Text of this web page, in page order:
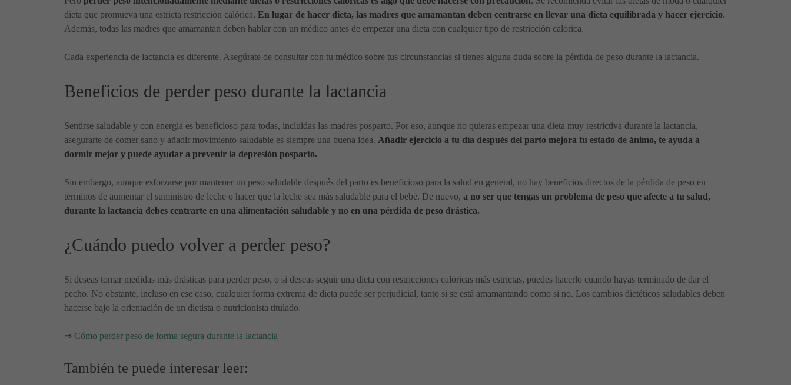
dieta que promueva una estricta restricción calórica. En lugar de hacer dieta, las madres que amamantan deben centrarse en llevar una dieta equilibrada y hacer ejercicio.
Además, todas las madres que amamantan deben hablar con un médico antes de empezar una dieta con cualquier tipo de restricción calórica.
Cada experiencia de lactancia es diferente. Asegúrate de consultar con tu médico sobre tus circunstancias si tienes alguna duda sobre la pérdida de peso durante la lactancia.
Beneficios de perder peso durante la lactancia
Sentirse saludable y con energía es beneficioso para todas, incluidas las madres posparto. Por eso, aunque no quieras empezar una dieta muy restrictiva durante la lactancia,
asegurarte de comer sano y añadir movimiento saludable es siempre una buena idea. Añadir ejercicio a tu día después del parto mejora tu estado de ánimo, te ayuda a
dormir mejor y puede ayudar a prevenir la depresión posparto.
Sin embargo, aunque esforzarse por mantener un peso saludable después del parto es beneficioso para la salud en general, no hay beneficios directos de la pérdida de peso en
términos de aumentar el suministro de leche o hacer que la leche sea más saludable para el bebé. De nuevo, a no ser que tengas un problema de peso que afecte a tu salud,
durante la lactancia debes centrarte en una alimentación saludable y no en una pérdida de peso drástica.
¿Cuándo puedo volver a perder peso?
Si deseas tomar medidas más drásticas para perder peso, o si deseas seguir una dieta con restricciones calóricas más estrictas, puedes hacerlo cuando hayas terminado de dar el
pecho. No obstante, incluso en ese caso, cualquier forma extrema de dieta puede ser perjudicial, tanto si se está amamantando como si no. Los cambios dietéticos saludables deben
hacerse bajo la orientación de un dietista o nutricionista titulado.
⇒ Cómo perder peso de forma segura durante la lactancia
También te puede interesar leer: